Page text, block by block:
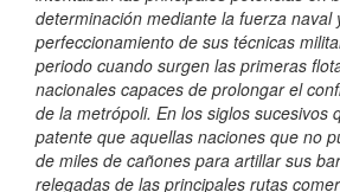
determinación mediante la fuerza naval
perfeccionamiento de sus técnicas
periodo cuando surgen las primeras
nacionales capaces de prolongar el
de la metrópoli. En los siglos sucesivos
patente que aquellas naciones que no
de miles de cañones para artillar sus
relegadas de las principales rutas